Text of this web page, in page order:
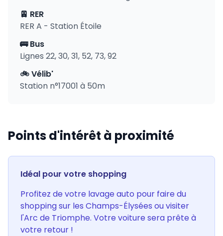
🚈 RER
RER A - Station Étoile
🚌 Bus
Lignes 22, 30, 31, 52, 73, 92
🚲 Vélib'
Station n°17001 à 50m
Points d'intérêt à proximité
Idéal pour votre shopping
Profitez de votre lavage auto pour faire du
shopping sur les Champs-Élysées ou visiter
l'Arc de Triomphe. Votre voiture sera prête à
votre retour !